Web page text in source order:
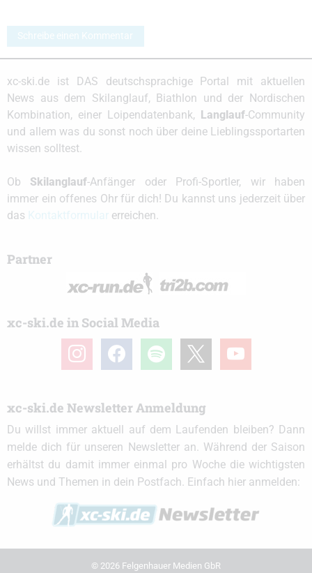
Schreibe einen Kommentar
xc-ski.de ist DAS deutschsprachige Portal mit aktuellen
News aus dem Skilanglauf, Biathlon und der Nordischen
Kombination, einer Loipendatenbank,
Langlauf-Community
und allem was du sonst noch über deine Lieblingssportarten
wissen solltest.
Ob Skilanglauf-Anfänger oder Profi-Sportler, wir haben
immer ein offenes Ohr für dich! Du kannst uns jederzeit über
das
erreichen.
Partner
xc-ski.de in Social Media
instagramfacebook spotify youtube
xc-ski.de Newsletter Anmeldung
Du willst immer aktuell auf dem Laufenden bleiben? Dann
melde dich für unseren Newsletter an. Während der Saison
erhältst du damit immer einmal pro Woche die wichtigsten
News und Themen in dein Postfach. Einfach hier anmelden:
© 2026 Felgenhauer Medien GbR